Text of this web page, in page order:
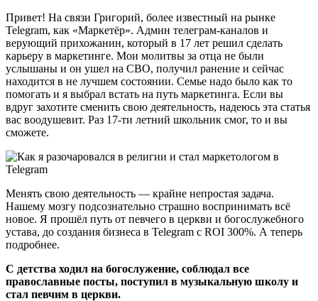
Привет! На связи Григорий, более известный на рынке
Telegram, как «Маркетёр». Админ телеграм-каналов и
верующий прихожанин, который в 17 лет решил сделать
карьеру в маркетинге. Мои молитвы за отца не были
услышаны и он ушел на СВО, получил ранение и сейчас
находится в не лучшем состоянии. Семье надо было как то
помогать и я выбрал встать на путь маркетинга. Если вы
вдруг захотите сменить свою деятельность, надеюсь эта статья
вас воодушевит. Раз 17-ти летний школьник смог, то и вы
сможете.
Менять свою деятельность — крайне непростая задача.
Нашему мозгу подсознательно страшно воспринимать всё
новое. Я прошёл путь от певчего в церкви и богослужебного
устава, до создания бизнеса в Telegram с ROI 300%. А теперь
подробнее.
С детства ходил на богослужение, соблюдал все
православные посты, поступил в музыкальную школу и
стал певчим в церкви.